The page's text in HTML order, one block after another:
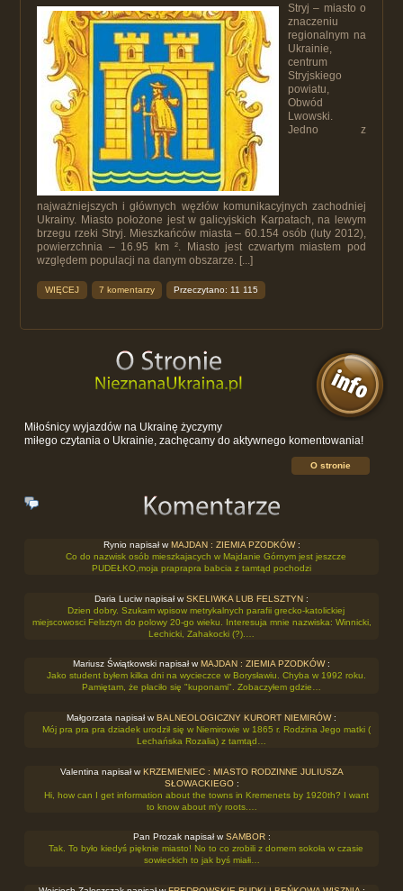
Stryj – miasto o
znaczeniu
regionalnym na
Ukrainie,
centrum
Stryjskiego
powiatu,
Obwód
Lwowski.
Jedno z
najważniejszych i głównych węzłów komunikacyjnych zachodniej
Ukrainy. Miasto położone jest w galicyjskich Karpatach, na lewym
brzegu rzeki Stryj. Mieszkańców miasta – 60.154 osób (luty 2012),
powierzchnia – 16.95 km ². Miasto jest czwartym miastem pod
względem populacji na danym obszarze. [...]
WIĘCEJ 7 komentarzy Przeczytano: 11 115
Miłośnicy wyjazdów na Ukrainę życzymy
miłego czytania o Ukrainie, zachęcamy do aktywnego komentowania!
O stronie
Rynio napisał w MAJDAN : ZIEMIA PZODKÓW:
Co do nazwisk osób mieszkajacych w Majdanie Górnym jest jeszcze
PUDEŁKO,moja praprapra babcia z tamtąd pochodzi
Daria Luciw napisał w SKELIWKA LUB FELSZTYN :
Dzien dobry. Szukam wpisow metrykalnych parafii grecko-katolickiej
miejscowosci Felsztyn do polowy 20-go wieku. Interesuja mnie nazwiska: Winnicki,
Lechicki, Zahakocki (?).…
Mariusz Świątkowski napisał w MAJDAN : ZIEMIA PZODKÓW:
Jako student byłem kilka dni na wycieczce w Borysławiu. Chyba w 1992 roku.
Pamiętam, że płaciło się "kuponami". Zobaczyłem gdzie…
Małgorzata napisał w BALNEOLOGICZNY KURORT NIEMIRÓW:
Mój pra pra pra dziadek urodził się w Niemirowie w 1865 r. Rodzina Jego matki (
Lechańska Rozalia) z tamtąd…
Valentina napisał w KRZEMIENIEC : MIASTO RODZINNE JULIUSZA
SŁOWACKIEGO:
Hi, how can I get information about the towns in Kremenets by 1920th? I want
to know about m'y roots.…
Pan Prozak napisał w SAMBOR:
Tak. To było kiedyś pięknie miasto! No to co zrobili z domem sokoła w czasie
sowieckich to jak byś miałi…